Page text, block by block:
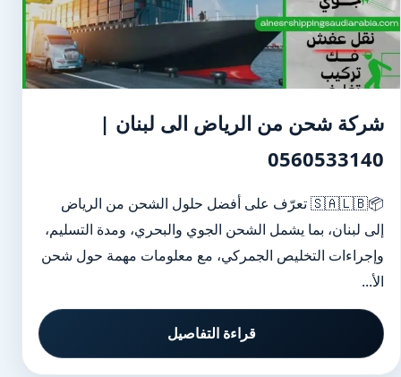
شركة شحن من الرياض الى لبنان |
0560533140
📦🇸🇦🇱🇧 تعرّف على أفضل حلول الشحن من الرياض
إلى لبنان، بما يشمل الشحن الجوي والبحري، ومدة التسليم،
وإجراءات التخليص الجمركي، مع معلومات مهمة حول شحن
الأ...
قراءة التفاصيل